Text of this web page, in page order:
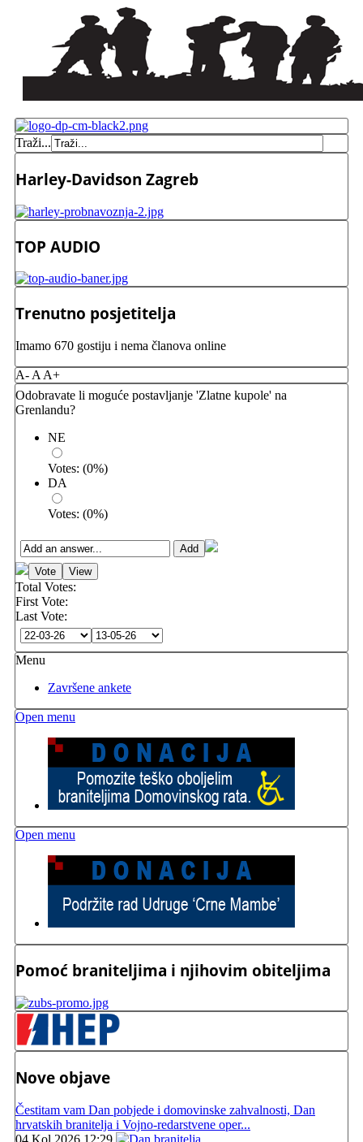
Traži...
Harley-Davidson Zagreb
TOP AUDIO
Trenutno posjetitelja
Imamo 670 gostiju i nema članova online
A- A A+
Odobravate li moguće postavljanje 'Zlatne kupole' na
Grenlandu?
NE
Votes: (0%)
DA
Votes: (0%)
Total Votes:
First Vote:
Last Vote:
Menu
Završene ankete
Open menu
Open menu
Pomoć braniteljima i njihovim obiteljima
Nove objave
Čestitam vam Dan pobjede i domovinske zahvalnosti, Dan
hrvatskih branitelja i Vojno-redarstvene oper...
04 Kol 2026 12:29